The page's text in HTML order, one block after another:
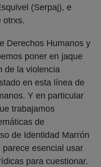
(Serpaj), e
otrxs.
Derechos Humanos y
poner en jaque
de la violencia
en esta línea de
Y en particular
trabajamos
de
de Identidad Marrón
esencial usar
para cuestionar.